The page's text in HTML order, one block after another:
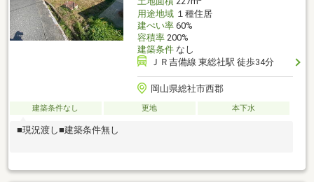
用途地域１種住居
建ぺい率60%
容積率200%
建築条件なし
ＪＲ吉備線 東総社駅 徒歩34分
岡山県総社市西郡
建築条件なし 更地 本下水
■現況渡し■建築条件無し